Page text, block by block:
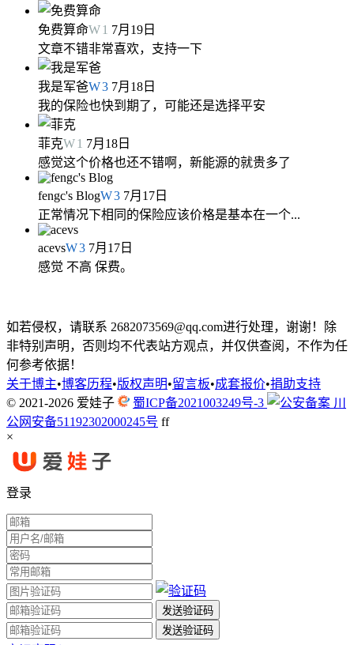
免费算命W1 7月19日
文章不错非常喜欢，支持一下
我是军爸W3 7月18日
我的保险也快到期了，可能还是选择平安
菲克W1 7月18日
感觉这个价格也还不错啊，新能源的就贵多了
fengc's BlogW3 7月17日
正常情况下相同的保险应该价格是基本在一个...
acevsW3 7月17日
感觉 不高 保费。
如若侵权，请联系 2682073569@qq.com进行处理，谢谢！除
非特别声明，否则均不代表站方观点，并仅供查阅，不作为任
何参考依据！
关于博主•博客历程•版权声明•留言板•成套报价•捐助支持
© 2021-2026 爱娃子 蜀ICP备2021003249号-3
川
公网安备51192302000245号 ff
×
登录